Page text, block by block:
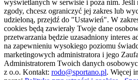
wyświetlanych w serwisie i poza nim. Jeśli
zgody, chcesz ograniczyć jej zakres lub
udzieloną, przejdź do "Ustawień". W
cookies będą zawierały Twoje dane
przetwarzania będzie uzasadniony interes
na zapewnieniu wysokiego poziomu
marketingowych administratora i jego
Administratorem Twoich danych
z o.o. Kontakt: rodo@sportano.pl. Więcej